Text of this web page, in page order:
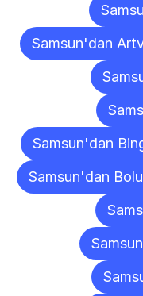
Samsun'dan
Samsun'dan
Samsun'dan